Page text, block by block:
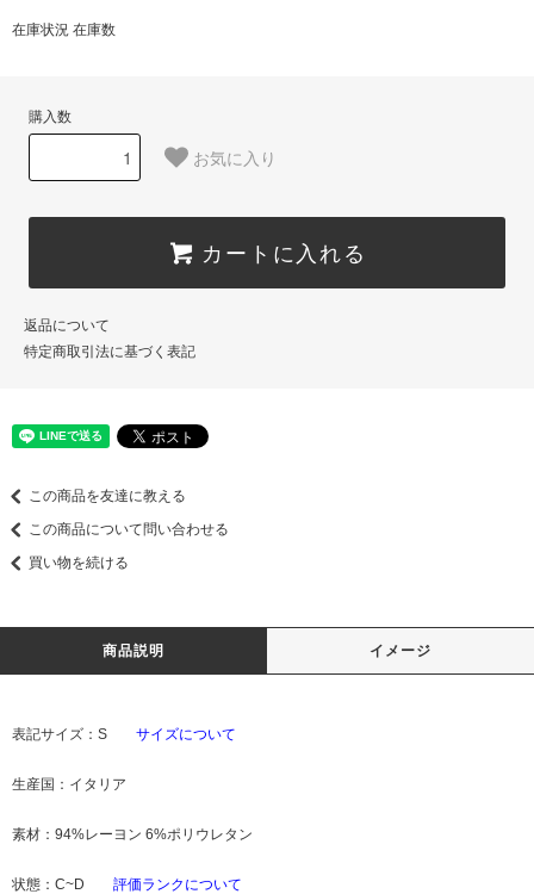
在庫状況 在庫数
購入数
お気に入り
カートに入れる
返品について
特定商取引法に基づく表記
この商品を友達に教える
この商品について問い合わせる
買い物を続ける
商品説明 イメージ
表記サイズ：S サイズについて
生産国：イタリア
素材：94%レーヨン 6%ポリウレタン
状態：C~D 評価ランクについて